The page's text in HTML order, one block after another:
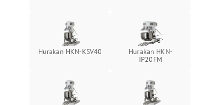
Hurakan HKN-KSV40
Hurakan HKN-
IP20FM